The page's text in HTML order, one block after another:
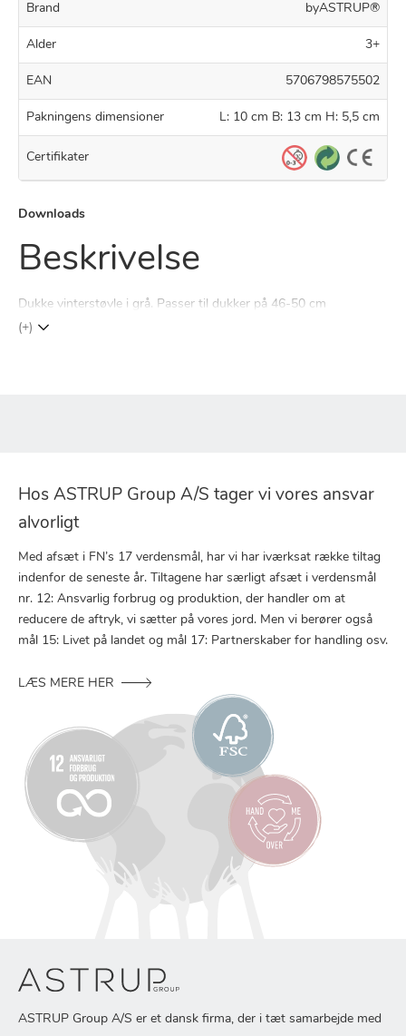
Brand byASTRUP®
Alder 3+
EAN 5706798575502
Pakningens dimensioner L: 10 cm B: 13 cm H: 5,5 cm
Certifikater
Downloads
Beskrivelse
Dukke vinterstøvle i grå. Passer til dukker på 46-50 cm
(+)
Hos ASTRUP Group A/S tager vi vores ansvar
alvorligt
Med afsæt i FN’s 17 verdensmål, har vi har iværksat række tiltag
indenfor de seneste år. Tiltagene har særligt afsæt i verdensmål
nr. 12: Ansvarlig forbrug og produktion, der handler om at
reducere de aftryk, vi sætter på vores jord. Men vi berører også
mål 15: Livet på landet og mål 17: Partnerskaber for handling osv.
LÆS MERE HER
ASTRUP Group A/S er et dansk firma, der i tæt samarbejde med